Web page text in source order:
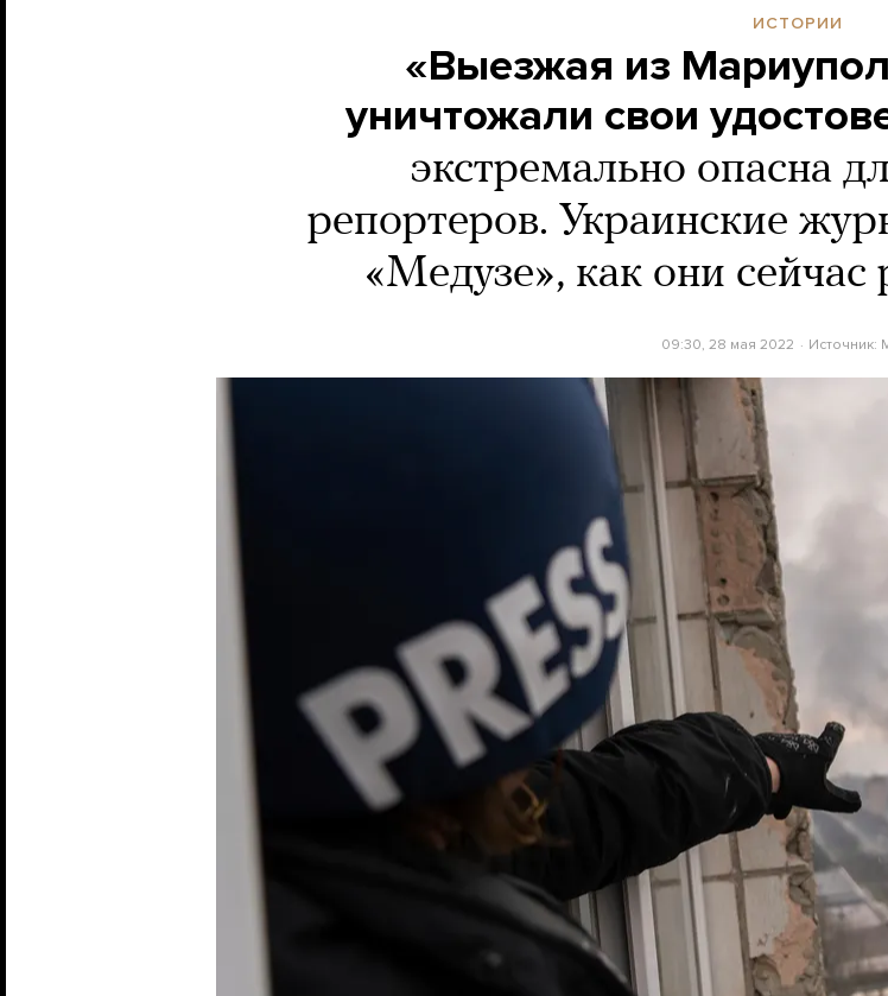
ИСТОРИИ
«Выезжая из
уничтожали свои
экстремально опасна
репортеров. Украинские
«Медузе», как они
09:30, 28 мая 2022 Источник: